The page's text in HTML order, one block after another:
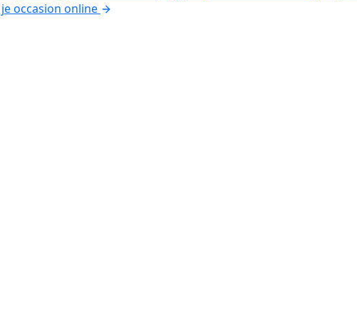
occasion online